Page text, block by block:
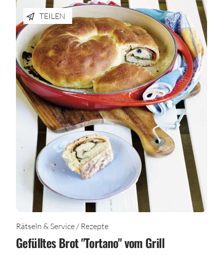
TEILEN
Rätseln & Service / Rezepte
Gefülltes Brot "Tortano" vom Grill